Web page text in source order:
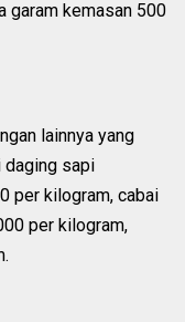
garam kemasan 500
lainnya yang
daging sapi
per kilogram, cabai
per kilogram,